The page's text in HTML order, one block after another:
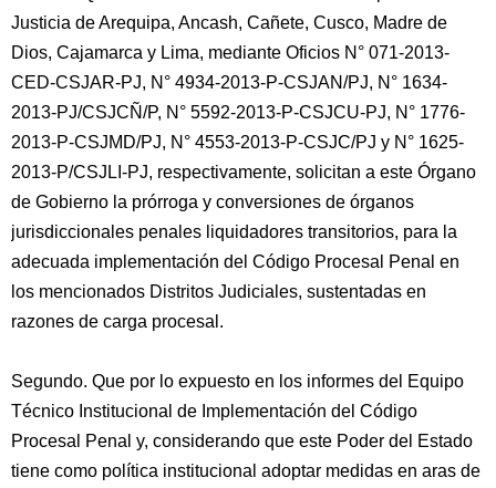
Justicia de Arequipa, Ancash, Cañete, Cusco, Madre de
Dios, Cajamarca y Lima, mediante Oficios N° 071-2013-
CED-CSJAR-PJ, N° 4934-2013-P-CSJAN/PJ, N° 1634-
2013-PJ/CSJCÑ/P, N° 5592-2013-P-CSJCU-PJ, N° 1776-
2013-P-CSJMD/PJ, N° 4553-2013-P-CSJC/PJ y N° 1625-
2013-P/CSJLI-PJ, respectivamente, solicitan a este Órgano
de Gobierno la prórroga y conversiones de órganos
jurisdiccionales penales liquidadores transitorios, para la
adecuada implementación del Código Procesal Penal en
los mencionados Distritos Judiciales, sustentadas en
razones de carga procesal.
Segundo. Que por lo expuesto en los informes del Equipo
Técnico Institucional de Implementación del Código
Procesal Penal y, considerando que este Poder del Estado
tiene como política institucional adoptar medidas en aras de